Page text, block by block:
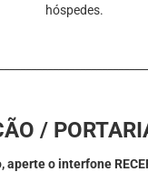
hóspedes.
/
aperte o interfone